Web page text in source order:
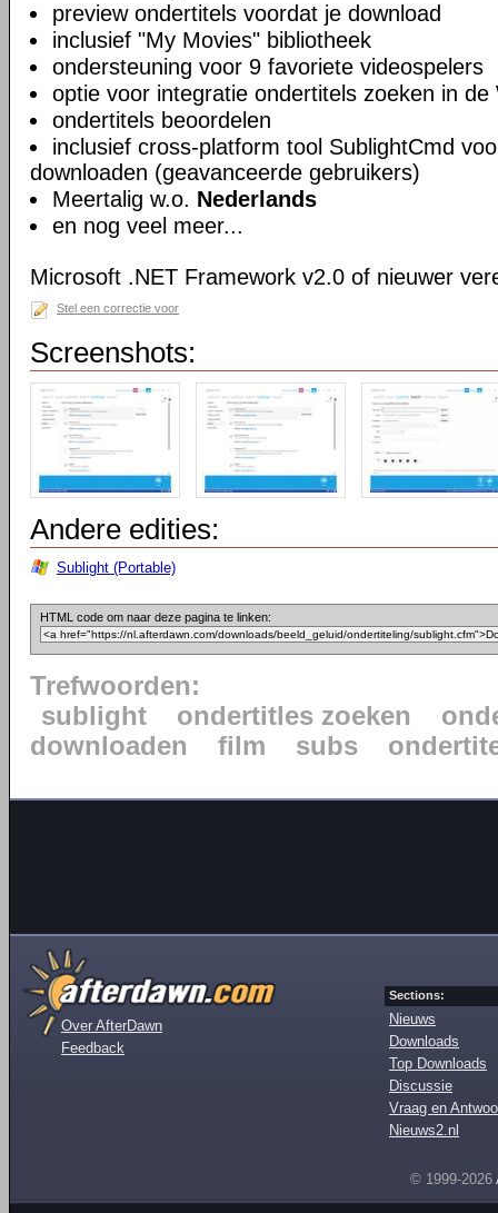
preview ondertitels voordat je download
inclusief "My Movies" bibliotheek
ondersteuning voor 9 favoriete videospelers
optie voor integratie ondertitels zoeken in de
ondertitels beoordelen
inclusief cross-platform tool SublightCmd
downloaden (geavanceerde gebruikers)
Meertalig w.o. Nederlands
en nog veel meer...
Microsoft .NET Framework v2.0 of nieuwer
Stel een correctie voor
Screenshots:
Andere edities:
Sublight (Portable)
HTML code om naar deze pagina te linken:
Trefwoorden:
sublight
ondertitles zoeken
downloaden
film subs
Over AfterDawn
Feedback
Sections:
Nieuws
Downloads
Top Downloads
Discussie
Vraag en
Nieuws2.nl
© 1999-2026